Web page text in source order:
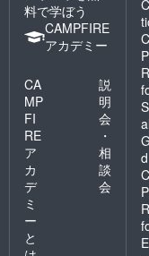
料で学ぼう
CAMPFIRE
アカデミー
CA
MP
FI
RE
ア
カ
デ
ミ
ー
と
説
明
会
・
相
談
会
al
d